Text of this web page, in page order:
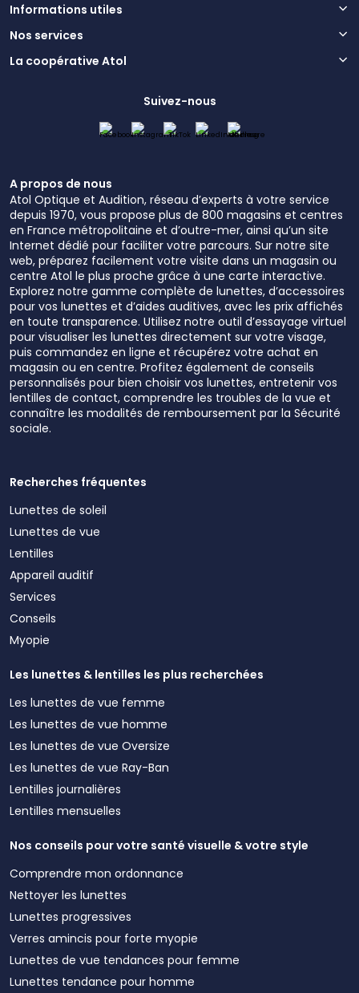
Informations utiles
Nos services
La coopérative Atol
Suivez-nous
A propos de nous
Atol Optique et Audition, réseau d’experts à votre service
depuis 1970, vous propose plus de 800 magasins et centres
en France métropolitaine et d’outre-mer, ainsi qu’un site
Internet dédié pour faciliter votre parcours. Sur notre site
web, préparez facilement votre visite dans un magasin ou
centre Atol le plus proche grâce à une carte interactive.
Explorez notre gamme complète de lunettes, d’accessoires
pour vos lunettes et d’aides auditives, avec les prix affichés
en toute transparence. Utilisez notre outil d’essayage virtuel
pour visualiser les lunettes directement sur votre visage,
puis commandez en ligne et récupérez votre achat en
magasin ou en centre. Profitez également de conseils
personnalisés pour bien choisir vos lunettes, entretenir vos
lentilles de contact, comprendre les troubles de la vue et
connaître les modalités de remboursement par la Sécurité
sociale.
Recherches fréquentes
Lunettes de soleil
Lunettes de vue
Lentilles
Appareil auditif
Services
Conseils
Myopie
Les lunettes & lentilles les plus recherchées
Les lunettes de vue femme
Les lunettes de vue homme
Les lunettes de vue Oversize
Les lunettes de vue Ray-Ban
Lentilles journalières
Lentilles mensuelles
Nos conseils pour votre santé visuelle & votre style
Comprendre mon ordonnance
Nettoyer les lunettes
Lunettes progressives
Verres amincis pour forte myopie
Lunettes de vue tendances pour femme
Lunettes tendance pour homme